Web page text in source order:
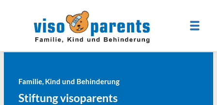
Familie, Kind und Behinderung
Stiftung visoparents